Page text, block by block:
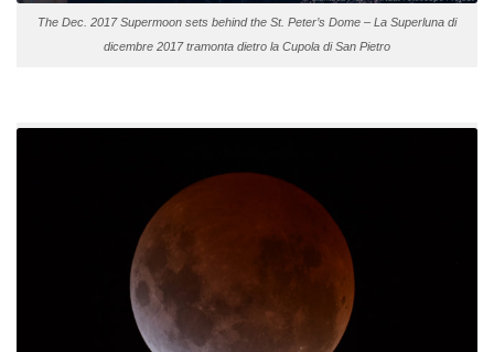
The Dec. 2017 Supermoon sets behind the St. Peter’s Dome – La Superluna di
dicembre 2017 tramonta dietro la Cupola di San Pietro